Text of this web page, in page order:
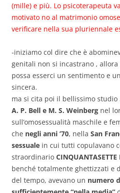
(mille) e più. Lo psicoterapeuta
motivato no al matrimonio
verificare nella sua pluriennale
-iniziamo col dire che è
genitali non si incastrano ,
possa esserci un sentimento e
sincera.
ma si cita poi il bellissimo
A. P. Bell e M. S. Weinberg nel
sull’omosessualità maschile e
che negli anni ’70, nella San
sessuale in cui tutti copulavano
straordinario CINQUANTASETTE
benché totalmente ghettizzati e
del tempo, avevano un numero